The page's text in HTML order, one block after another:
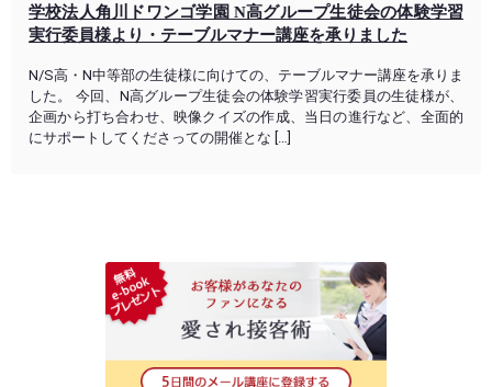
学校法人角川ドワンゴ学園 N高グループ生徒会の体験学習
実行委員様より・テーブルマナー講座を承りました
N/S高・N中等部の生徒様に向けての、テーブルマナー講座を承りま
した。 今回、N高グループ生徒会の体験学習実行委員の生徒様が、
企画から打ち合わせ、映像クイズの作成、当日の進行など、全面的
にサポートしてくださっての開催とな […]